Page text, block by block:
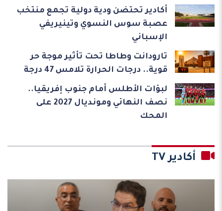
أكادير تحتضن ودية دولية تجمع منتخب
عصبة سوس النسوي وتينيريفي
الإسباني
تارودانت وطاطا تحت تأثير موجة حر
قوية.. درجات الحرارة تلامس 47 درجة
لبؤات الأطلس أمام جنوب إفريقيا..
نصف النهائي ومونديال 2027 على
المحك
أكادير TV